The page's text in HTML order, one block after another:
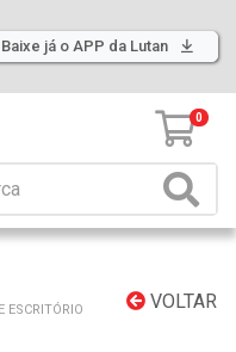
Baixe já o APP da Lutan
0
VOLTAR
ESCRITÓRIO